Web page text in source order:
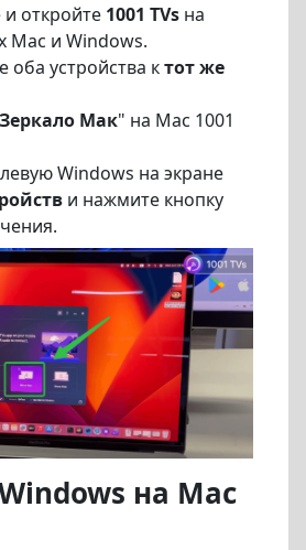
откройте 1001 TVs на
Mac и Windows.
оба устройства ктот же
Зеркало Мак" на Mac 1001
Windows на экране
и нажмите кнопку
на Mac